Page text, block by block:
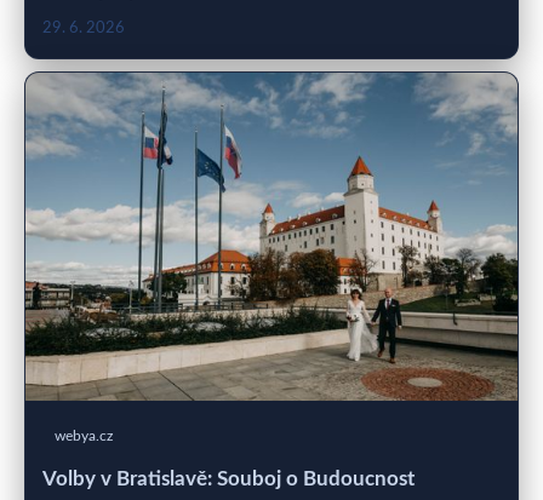
29. 6. 2026
webya.cz
Volby v Bratislavě: Souboj o Budoucnost